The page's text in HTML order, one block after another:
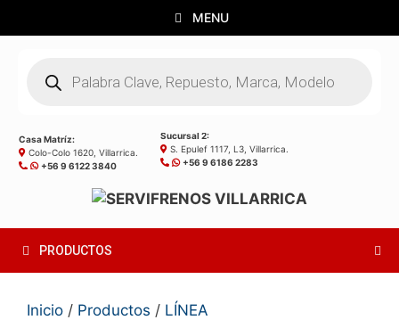
al
MENU
productos
Casa Matríz:
Colo-Colo 1620, Villarrica.
+56 9 6122 3840
Sucursal 2:
S. Epulef 1117, L3, Villarrica.
+56 9 6186 2283
PRODUCTOS
Inicio / Productos / LÍNEA